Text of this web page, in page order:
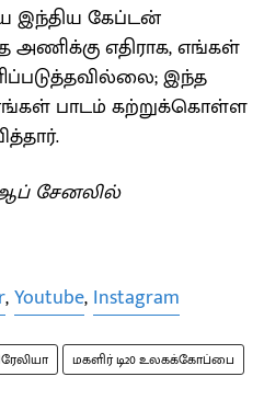
இந்திய கேப்டன்
அணிக்கு எதிராக, எங்கள்
இந்த
பாடம் கற்றுக்கொள்ள
சேனலில்
,Youtube, Instagram
மகளிர் டி20 உலகக்கோப்பை